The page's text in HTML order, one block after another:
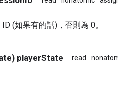
(如果有的話)，否則為 0。
playerState read nonatomic